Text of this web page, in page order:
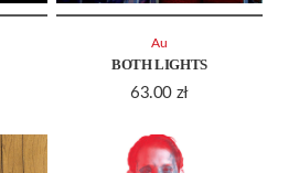
BOTH LIGHTS
63.00 zł
Au